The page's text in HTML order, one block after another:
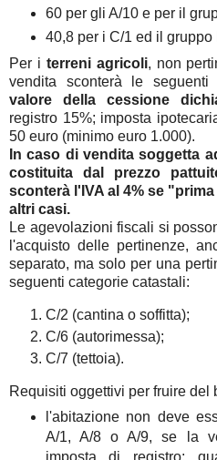
60 per gli A/10 e per il
40,8 per i C/1 ed il gruppo
Per i terreni agricoli, non
vendita sconterà le seguenti
valore della cessione
registro 15%; imposta
50 euro (minimo euro 1.000).
In caso di vendita soggetta
costituita dal prezzo
sconterà l'IVA al 4% se
altri casi.
Le agevolazioni fiscali si
l'acquisto delle pertinenze,
separato, ma solo per una
seguenti categorie catastali:
C/2 (cantina o soffitta);
C/6 (autorimessa);
C/7 (tettoia).
Requisiti oggettivi per fruire del
l'abitazione non deve
A/1, A/8 o A/9, se la